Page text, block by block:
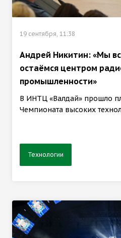
19 сентября, 11:38
Андрей Никитин: «Мы
остаёмся центром
промышленности»
В ИНТЦ «Валдай» прошло
Чемпионата высоких
Технологии